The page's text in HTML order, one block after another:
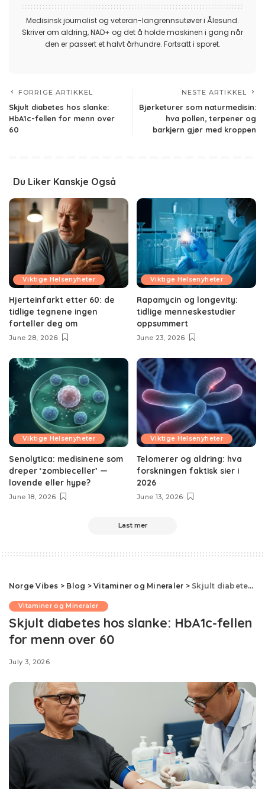
Medisinsk journalist og veteran-langrennsutøver i Ålesund.
Skriver om aldring, NAD+ og det å holde maskinen i gang når
den er passert et halvt århundre. Fortsatt i sporet.
FORRIGE ARTIKKEL
Skjult diabetes hos slanke:
HbA1c-fellen for menn over
60
NESTE ARTIKKEL
Bjørketurer som naturmedisin:
hva pollen, terpener og
barkjern gjør med kroppen
Du Liker Kanskje Også
Viktige Helsenyheter
Hjerteinfarkt etter 60: de
tidlige tegnene ingen
forteller deg om
June 28, 2026
Viktige Helsenyheter
Rapamycin og longevity:
tidlige menneskestudier
oppsummert
June 23, 2026
Viktige Helsenyheter
Senolytica: medisinene som
dreper ‘zombieceller’ —
lovende eller hype?
June 18, 2026
Viktige Helsenyheter
Telomerer og aldring: hva
forskningen faktisk sier i
2026
June 13, 2026
Last mer
Norge Vibes > Blog >Vitaminer og Mineraler > Skjult diabetes hos slanke: HbA1c-fellen for menn over 60
Vitaminer og Mineraler
Skjult diabetes hos slanke: HbA1c-fellen
for menn over 60
July 3, 2026